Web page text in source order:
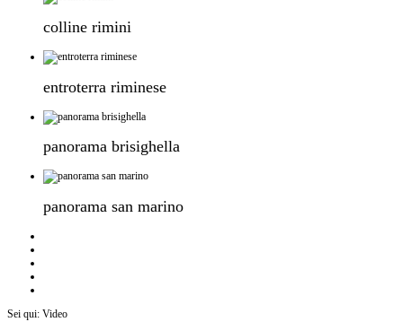
colline rimini
entroterra riminese
panorama brisighella
panorama san marino
Sei qui: Video